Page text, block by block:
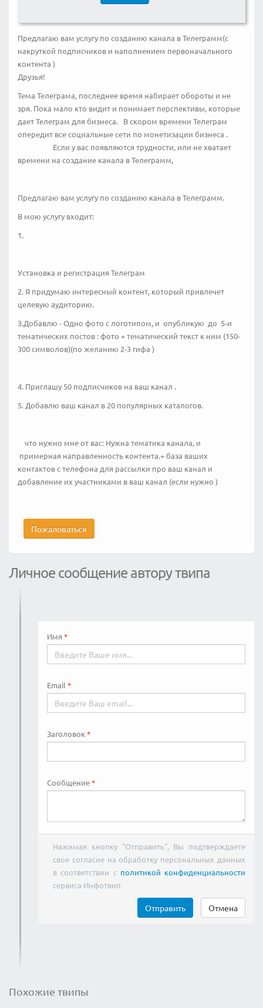
Предлагаю вам услугу по созданию канала в Телеграмм(с
накруткой подписчиков и наполнением первоначального
контента )
Друзья!
Тема Телеграма, последнее время набирает обороты и не
зря. Пока мало кто видит и понимает перспективы, которые
дает Телеграм для бизнеса. В скором времени Телеграм
опередит все социальные сети по монетизации бизнеса .
Если у вас появляются трудности, или не хватает
времени на создание канала в Телеграмм,
Предлагаю вам услугу по созданию канала в Телеграмм.
В мою услугу входит:
1.
Установка и регистрация Телеграм
2. Я придумаю интересный контент, который привлечет
целевую аудиторию.
3.Добавлю - Одно фото с логотипом, и опубликую до 5-и
тематических постов : фото + тематический текст к ним (150-
300 символов)(по желанию 2-3 гифа )
4. Приглашу 50 подписчиков на ваш канал .
5. Добавлю ваш канал в 20 популярных каталогов.
что нужно мне от вас: Нужна тематика канала, и
примерная направленность контента.+ база ваших
контактов с телефона для рассылки про ваш канал и
добавление их участниками в ваш канал (если нужно )
Пожаловаться
Личное сообщение автору твипа
Имя
Email
Заголовок
Сообщение
Нажимая кнопку "Отправить", Вы подтверждаете
свое согласие на обработку персональных данных
в соответствии с политикой конфиденциальности
сервиса Инфотвип
Отправить Отмена
Похожие твипы